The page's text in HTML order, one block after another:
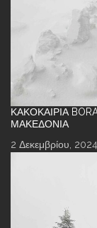
ΚΑΚΟΚΑΙΡΊΑ
ΜΑΚΕΔΟΝΊΑ
2 Δεκεμβρίου, 2024